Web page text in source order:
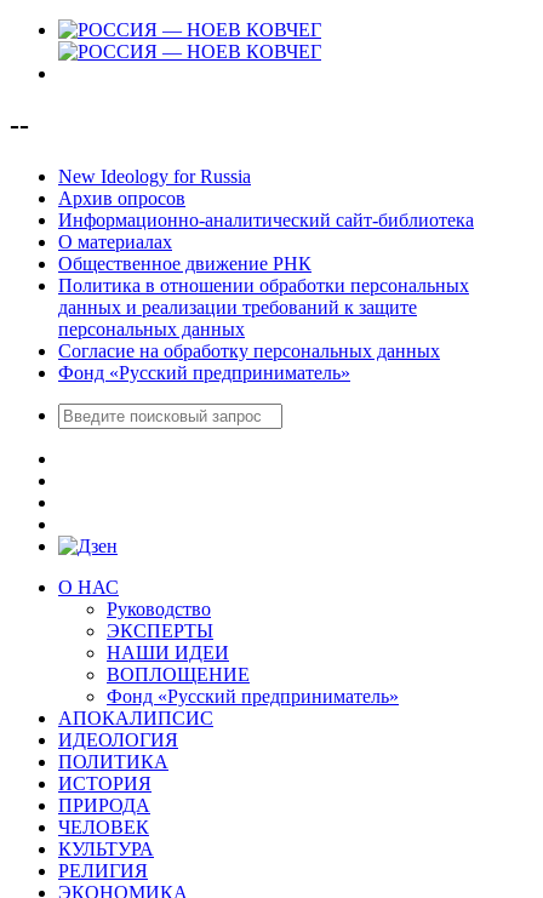
--
New Ideology for Russia
Архив опросов
Информационно-аналитический сайт-библиотека
О материалах
Общественное движение РНК
Политика в отношении обработки персональных
данных и реализации требований к защите
персональных данных
Согласие на обработку персональных данных
Фонд «Русский предприниматель»
О НАС
Руководство
ЭКСПЕРТЫ
НАШИ ИДЕИ
ВОПЛОЩЕНИЕ
Фонд «Русский предприниматель»
АПОКАЛИПСИС
ИДЕОЛОГИЯ
ПОЛИТИКА
ИСТОРИЯ
ПРИРОДА
ЧЕЛОВЕК
КУЛЬТУРА
РЕЛИГИЯ
ЭКОНОМИКА